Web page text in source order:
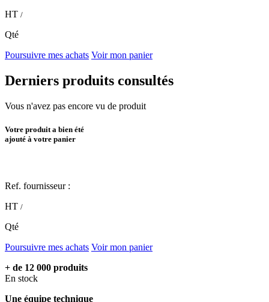
HT /
Qté
Poursuivre mes achats Voir mon panier
Derniers produits consultés
Vous n'avez pas encore vu de produit
Votre produit a bien été
ajouté à votre panier
Ref. fournisseur :
HT /
Qté
Poursuivre mes achats Voir mon panier
+ de 12 000 produits
En stock
Une équipe technique